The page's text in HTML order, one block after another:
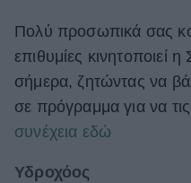
Πολύ προσωπικά σας
επιθυμίες κινητοποιεί
σήμερα, ζητώντας να
σε πρόγραμμα για να τις
συνέχεια εδώ
Υδροχόος